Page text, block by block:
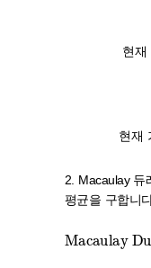
현
현
현재
2. Macaulay 듀
평균을 구합니
Macaulay
933.58채권 가격